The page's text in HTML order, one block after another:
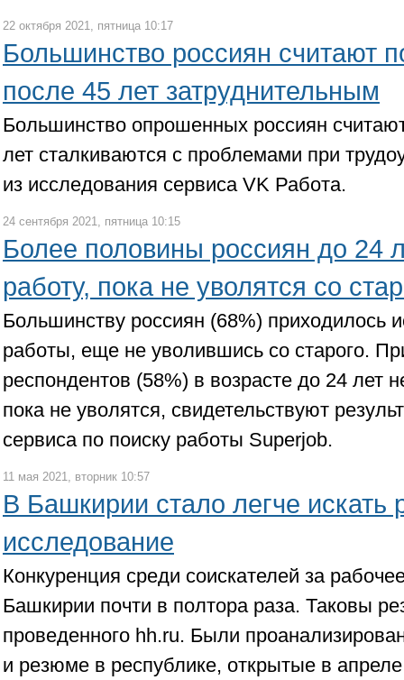
22 октября 2021, пятница 10:17
Большинство россиян считают
после 45 лет затруднительным
Большинство опрошенных россиян
лет сталкиваются с проблемами при
из исследования сервиса VK Работа.
24 сентября 2021, пятница 10:15
Более половины россиян до 24
работу, пока не уволятся со
Большинству россиян (68%) приходилось
работы, еще не уволившись со старого.
респондентов (58%) в возрасте до 24 лет
пока не уволятся, свидетельствуют
сервиса по поиску работы Superjob.
11 мая 2021, вторник 10:57
В Башкирии стало легче искать
исследование
Конкуренция среди соискателей за
Башкирии почти в полтора раза. Таковы
проведенного hh.ru. Были
и резюме в республике, открытые в